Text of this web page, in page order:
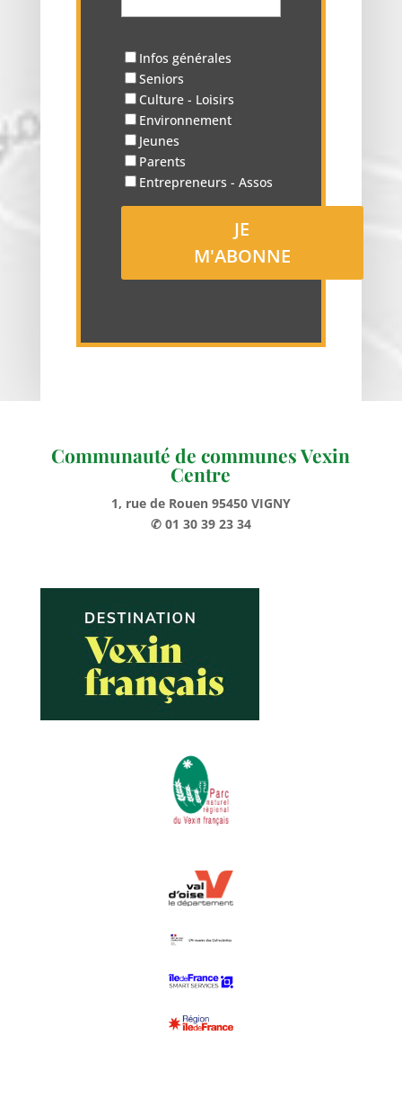
Infos générales
Seniors
Culture - Loisirs
Environnement
Jeunes
Parents
Entrepreneurs - Assos
Communauté de communes Vexin
Centre
1, rue de Rouen 95450 VIGNY
✆ 01 30 39 23 34